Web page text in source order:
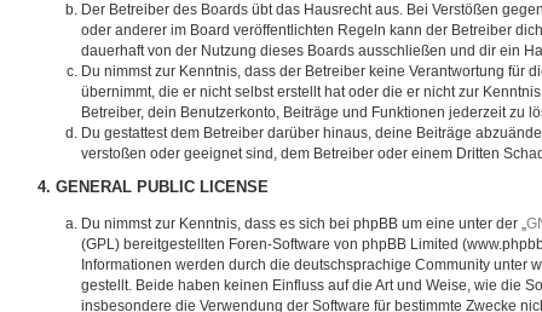
Der Betreiber des Boards übt das Hausrecht aus. Bei Verstößen
oder anderer im Board veröffentlichten Regeln kann der Betreiber
dauerhaft von der Nutzung dieses Boards ausschließen und dir ein
Du nimmst zur Kenntnis, dass der Betreiber keine Verantwortung für
übernimmt, die er nicht selbst erstellt hat oder die er nicht zur
Betreiber, dein Benutzerkonto, Beiträge und Funktionen jederzeit zu
Du gestattest dem Betreiber darüber hinaus, deine Beiträge
verstoßen oder geeignet sind, dem Betreiber oder einem Dritten
4. GENERAL PUBLIC LICENSE
Du nimmst zur Kenntnis, dass es sich bei phpBB um eine unter der „
(GPL) bereitgestellten Foren-Software von phpBB Limited
Informationen werden durch die deutschsprachige Community unter
gestellt. Beide haben keinen Einfluss auf die Art und Weise, wie die
insbesondere die Verwendung der Software für bestimmte Zwecke